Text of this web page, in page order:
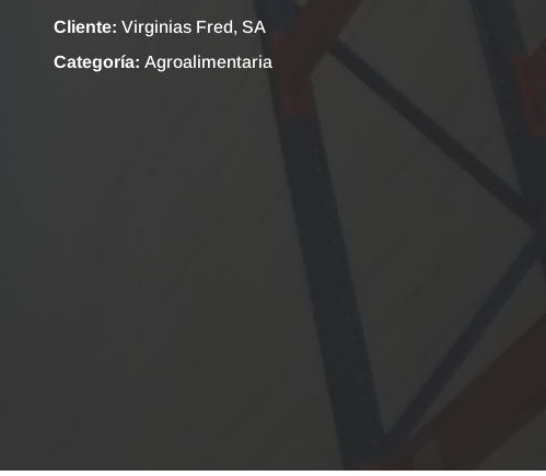
Cliente: Virginias Fred, SA
Categoría: Agroalimentaria